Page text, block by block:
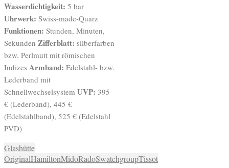
Wasserdichtigkeit: 5 bar
Uhrwerk: Swiss-made-Quarz
Funktionen: Stunden, Minuten,
Sekunden Zifferblatt: silberfarben
bzw. Perlmutt mit römischen
Indizes Armband: Edelstahl- bzw.
Lederband mit
Schnellwechselsystem UVP: 395
€ (Lederband), 445 €
(Edelstahlband), 525 € (Edelstahl
PVD)
Glashütte
OriginalHamiltonMidoRadoSwatchgroupTissot